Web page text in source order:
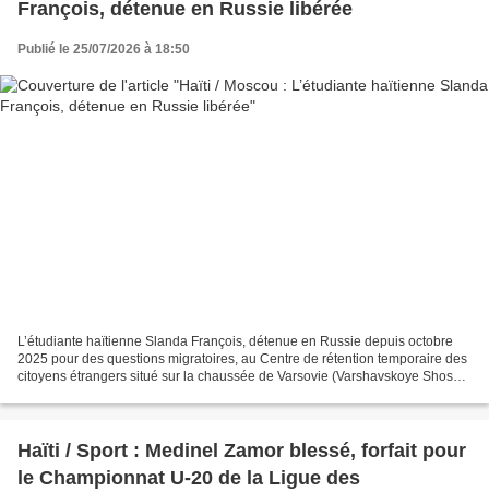
François, détenue en Russie libérée
Publié le 25/07/2026 à 18:50
L’étudiante haïtienne Slanda François, détenue en Russie depuis octobre
2025 pour des questions migratoires, au Centre de rétention temporaire des
citoyens étrangers situé sur la chaussée de Varsovie (Varshavskoye Shosse,
Haïti / Sport : Medinel Zamor blessé, forfait pour
le Championnat U-20 de la Ligue des